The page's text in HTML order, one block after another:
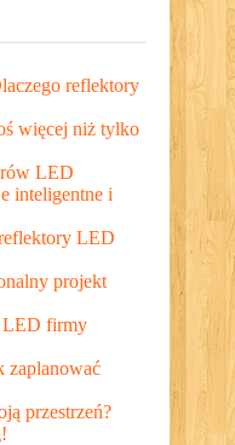
reflektory
więcej niż tylko
LED
inteligentne i
LED
projekt
LED firmy
zaplanować
przestrzeń?